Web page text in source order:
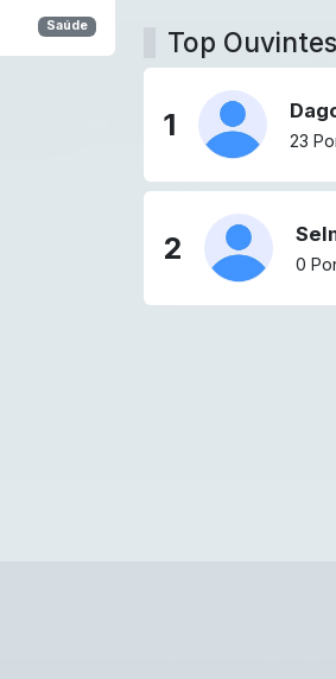
Saúde
Top Ouvintes
1 23
2 0